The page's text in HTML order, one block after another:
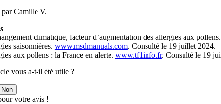
par Camille V.
climatique, facteur d’augmentation des allergies aux pollens.
saisonnières. www.msdmanuals.com. Consulté le 19 juillet 2024.
aux pollens : la France en alerte. www.tf1info.fr. Consulté le 19
vous a-t-il été utile ?
Non
votre avis !